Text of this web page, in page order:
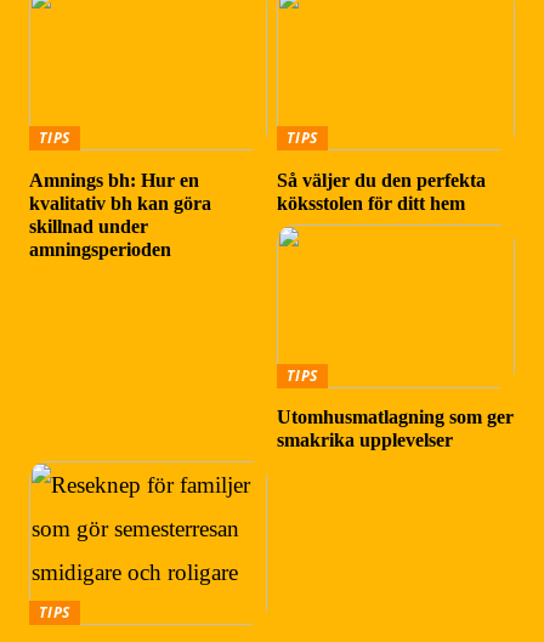
TIPS
Amnings bh: Hur en
kvalitativ bh kan göra
skillnad under
amningsperioden
TIPS
Så väljer du den perfekta
köksstolen för ditt hem
TIPS
Utomhusmatlagning som ger
smakrika upplevelser
TIPS